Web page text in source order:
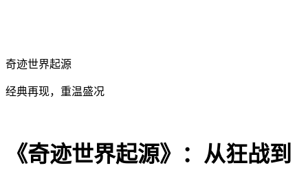
奇迹世界起源
经典再现，重温盛况
《奇迹世界起源》：从狂战到